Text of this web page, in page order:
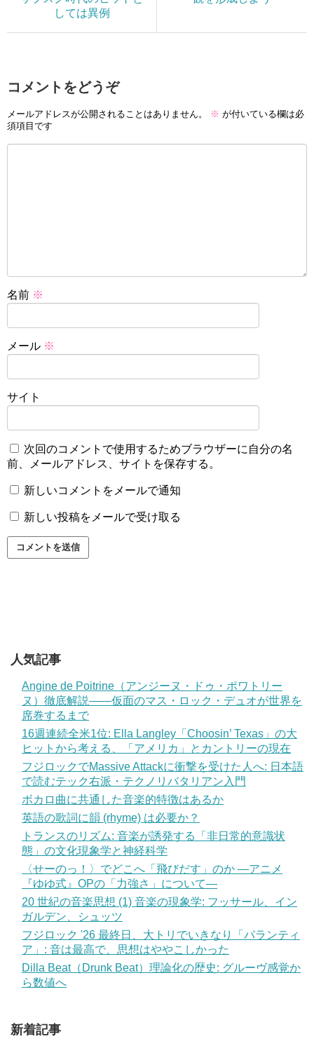
しては異例
コメントをどうぞ
メールアドレスが公開されることはありません。 ※ が付いている欄は必
須項目です
名前 ※
メール ※
サイト
次回のコメントで使用するためブラウザーに自分の名
前、メールアドレス、サイトを保存する。
新しいコメントをメールで通知
新しい投稿をメールで受け取る
人気記事
Angine de Poitrine（アンジーヌ・ドゥ・ポワトリー
ヌ）徹底解説——仮面のマス・ロック・デュオが世界を
席巻するまで
16週連続全米1位: Ella Langley「Choosin’ Texas」の大
ヒットから考える、「アメリカ」とカントリーの現在
フジロックでMassive Attackに衝撃を受けた人へ: 日本語
で読むテック右派・テクノリバタリアン入門
ボカロ曲に共通した音楽的特徴はあるか
英語の歌詞に韻 (rhyme) は必要か？
トランスのリズム: 音楽が誘発する「非日常的意識状
態」の文化現象学と神経科学
〈せーのっ！〉でどこへ「飛びだす」のか —アニメ
『ゆゆ式』OPの「力強さ」について—
20 世紀の音楽思想 (1) 音楽の現象学: フッサール、イン
ガルデン、シュッツ
フジロック '26 最終日、大トリでいきなり「パランティ
ア」: 音は最高で、思想はややこしかった
Dilla Beat（Drunk Beat）理論化の歴史: グルーヴ感覚か
ら数値へ
新着記事